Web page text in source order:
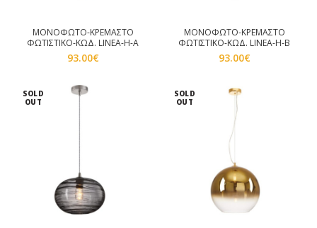
ΜΟΝΟΦΩΤΟ-ΚΡΕΜΑΣΤΟ
ΦΩΤΙΣΤΙΚΟ-ΚΩΔ. LINEA-H-A
93.00€
ΜΟΝΟΦΩΤΟ-ΚΡΕΜΑΣΤΟ
ΦΩΤΙΣΤΙΚΟ-ΚΩΔ. LINEA-H-B
93.00€
SOLD
OUT
SOLD
OUT